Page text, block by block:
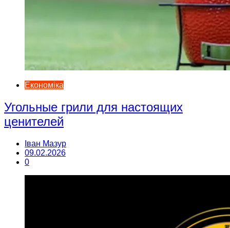
Економіка
Угольные грили для настоящих
ценителей
Іван Мазур
09.02.2026
0